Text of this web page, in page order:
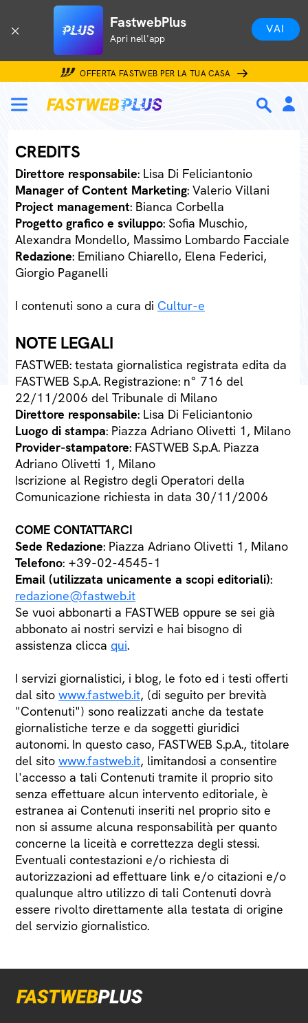
FastwebPlus
Apri nell'app
VAI
OFFERTA FASTWEB PER LA TUA CASA
CREDITS
Direttore responsabile: Lisa Di Feliciantonio
Manager of Content Marketing: Valerio Villani
Project management: Bianca Corbella
Progetto grafico e sviluppo: Sofia Muschio,
Alexandra Mondello, Massimo Lombardo Facciale
Redazione: Emiliano Chiarello, Elena Federici,
Giorgio Paganelli
I contenuti sono a cura di Cultur-e
NOTE LEGALI
FASTWEB: testata giornalistica registrata edita da
FASTWEB S.p.A. Registrazione: n° 716 del
22/11/2006 del Tribunale di Milano
Direttore responsabile: Lisa Di Feliciantonio
Luogo di stampa: Piazza Adriano Olivetti 1, Milano
Provider-stampatore: FASTWEB S.p.A. Piazza
Adriano Olivetti 1, Milano
Iscrizione al Registro degli Operatori della
Comunicazione richiesta in data 30/11/2006
COME CONTATTARCI
Sede Redazione: Piazza Adriano Olivetti 1, Milano
Telefono: +39-02-4545-1
Email (utilizzata unicamente a scopi editoriali):
redazione@fastweb.it
Se vuoi abbonarti a FASTWEB oppure se sei già
abbonato ai nostri servizi e hai bisogno di
assistenza clicca qui.
I servizi giornalistici, i blog, le foto ed i testi offerti
dal sito www.fastweb.it, (di seguito per brevità
"Contenuti") sono realizzati anche da testate
giornalistiche terze e da soggetti giuridici
autonomi. In questo caso, FASTWEB S.p.A., titolare
del sito www.fastweb.it, limitandosi a consentire
l'accesso a tali Contenuti tramite il proprio sito
senza effettuare alcun intervento editoriale, è
estranea ai Contenuti inseriti nel proprio sito e
non si assume alcuna responsabilità per quanto
concerne la liceità e correttezza degli stessi.
Eventuali contestazioni e/o richiesta di
autorizzazioni ad effettuare link e/o citazioni e/o
qualunque altro utilizzo di tali Contenuti dovrà
essere rivolto direttamente alla testata di origine
del servizio giornalistico.